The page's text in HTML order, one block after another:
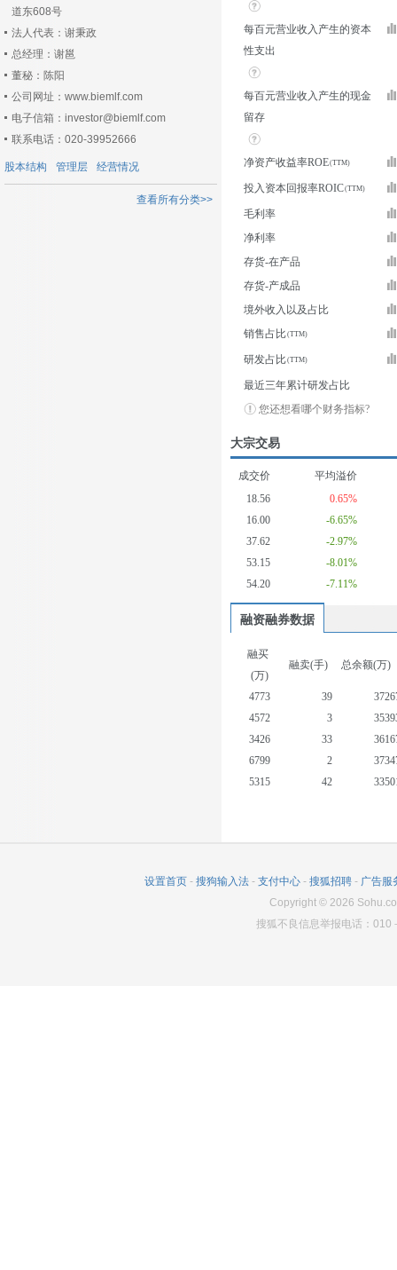
道东608号
法人代表：谢秉政
总经理：谢邕
董秘：陈阳
公司网址：www.biemlf.com
电子信箱：investor@biemlf.com
联系电话：020-39952666
股本结构 管理层 经营情况
查看所有分类>>
每百元营业收入产生的资本
性支出
每百元营业收入产生的现金
留存
净资产收益率ROE
投入资本回报率ROIC
毛利率
净利率
存货-在产品
存货-产成品
境外收入以及占比
销售占比
研发占比
最近三年累计研发占比
您还想看哪个财务指标?
大宗交易
成交价
平均溢价
18.56
0.65%
16.00
-6.65%
37.62
-2.97%
53.15
-8.01%
54.20
-7.11%
融资融券数据
融买
(万)
融卖(手) 总余额(万)
4773 39
4572
3
3426
33
6799
2
5315
42
4093
20
2952
170
设置首页 - 搜狗输入法 - 支付中心 - 搜狐招聘 - 广告服
Copyright© 2026
搜狐不良信息举报电话：010